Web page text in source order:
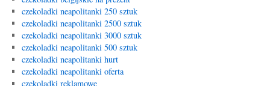
czekoladki neapolitanki 250 sztuk
czekoladki neapolitanki 2500 sztuk
czekoladki neapolitanki 3000 sztuk
czekoladki neapolitanki 500 sztuk
czekoladki neapolitanki hurt
czekoladki neapolitanki oferta
czekoladki reklamowe